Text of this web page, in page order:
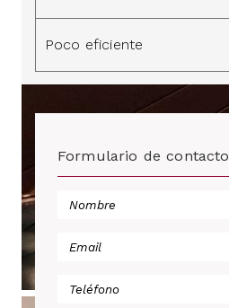
Poco eficiente
Formulario de contacto